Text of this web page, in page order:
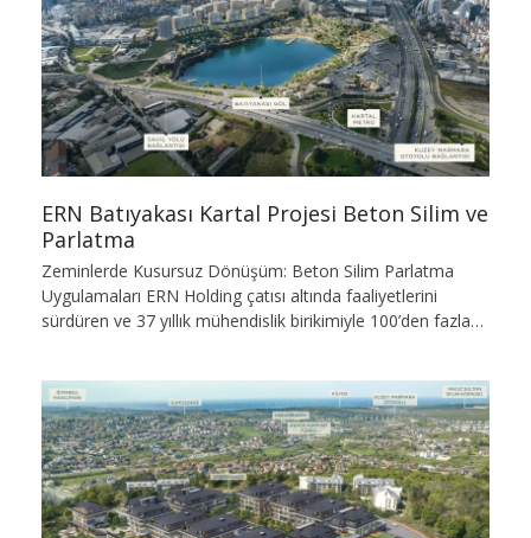
ERN Batıyakası Kartal Projesi Beton Silim ve
Parlatma
Zeminlerde Kusursuz Dönüşüm: Beton Silim Parlatma
Uygulamaları ERN Holding çatısı altında faaliyetlerini
sürdüren ve 37 yıllık mühendislik birikimiyle 100’den fazla…